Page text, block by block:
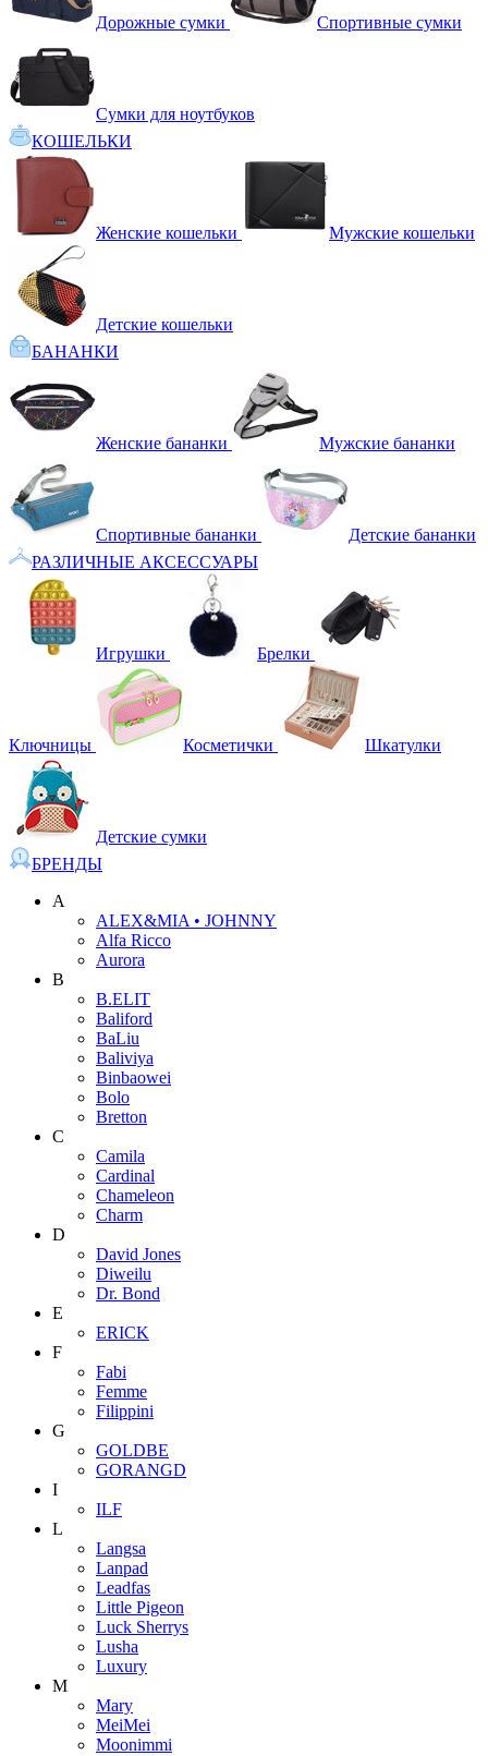
Дорожные сумки Спортивные сумки
Сумки для ноутбуков
КОШЕЛЬКИ
Женские кошельки Мужские кошельки
Детские кошельки
БАНАНКИ
Женские бананки Мужские бананки
Спортивные бананки
Детские бананки
РАЗЛИЧНЫЕ АКСЕССУАРЫ
Игрушки Брелки
Ключницы Косметички Шкатулки
Детские сумки
БРЕНДЫ
A
ALEX&MIA • JOHNNY
Alfa Ricco
Aurora
B
B.ELIT
Baliford
BaLiu
Baliviya
Binbaowei
Bolo
Bretton
C
Camila
Cardinal
Chameleon
Charm
D
David Jones
Diweilu
Dr. Bond
E
ERICK
F
Fabi
Femme
Filippini
G
GOLDBE
GORANGD
I
ILF
L
Langsa
Lanpad
Leadfas
Little Pigeon
Luck Sherrys
Lusha
Luxury
M
Mary
MeiMei
Moonimmi